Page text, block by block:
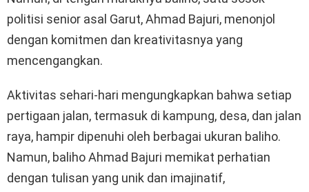
politisi senior asal Garut, Ahmad Bajuri, menonjol
dengan komitmen dan kreativitasnya yang
mencengangkan.
Aktivitas sehari-hari mengungkapkan bahwa setiap
pertigaan jalan, termasuk di kampung, desa, dan jalan
raya, hampir dipenuhi oleh berbagai ukuran baliho.
Namun, baliho Ahmad Bajuri memikat perhatian
dengan tulisan yang unik dan imajinatif,